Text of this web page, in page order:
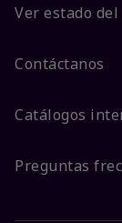
Ver estado
Contáctanos
Catálogos
Preguntas